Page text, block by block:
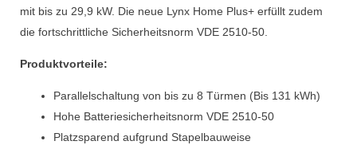
mit bis zu 29,9 kW. Die neue Lynx Home Plus+ erfüllt zudem
die fortschrittliche Sicherheitsnorm VDE 2510-50.
Produktvorteile:
Parallelschaltung von bis zu 8 Türmen (Bis 131 kWh)
Hohe Batteriesicherheitsnorm VDE 2510-50
Platzsparend aufgrund Stapelbauweise